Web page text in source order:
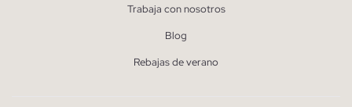
Trabaja con nosotros
Blog
Rebajas de verano